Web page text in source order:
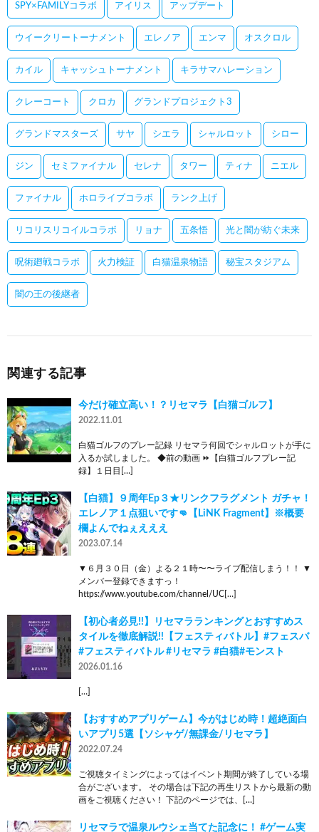
SPY×FAMILYコラボ アイリス アップデート
ウイークリートーナメント エレノア エンマ オスクロル
カイル キャッシュトーナメント キラサマハレーション
クレーコート クロカ グランドプロジェクト3
グランドマスターズ サヤ シエラ シャルロット シロー
ジン セミファイナル セレナ タワー ティナ ニエル
ファイナル ホロライブコラボ ランク上げ
リコリスリコイルコラボ リョナ 五条悟 光と闇が紡ぐ未来
呪術廻戦コラボ 火力検証 白猫温泉物語 秘宝スタジアム
闇の王の後継者
関連する記事
今だけ確立高い！？リセマラ【白猫ゴルフ】
2022.11.01
白猫ゴルフのプレー記録 リセマラ何回でシャルロットが手に
入るか試しました。 ◆前の動画 ⏩️【白猫ゴルフプレー記
録】１日目[…]
【白猫】９周年Ep３★リンクフラグメント ガチャ！
エレノア１点狙いです👊【LiNK Fragment】※概要
欄よんでねぇえええ
2023.07.14
▼６月３０日（金）よる２１時〜〜ライブ配信しまう！！ ▼
メンバー登録できますっ！
https://www.youtube.com/channel/UC[…]
【初心者必見!!】リセマラランキングとおすすめス
タイルを徹底解説!!【フェスティバトル】#フェスバ
#フェスティバトル #リセマラ #白猫#モンスト
2026.01.16
[…]
【おすすめアプリゲーム】今がはじめ時！超絶面白
いアプリ5選【ソシャゲ/無課金/リセマラ】
2022.07.24
ご視聴タイミングによってはイベント期間が終了している場
合がございます。 その場合は下記の再生リストから最新の動
画をご視聴ください！ 下記のページでは、[…]
リセマラで温泉ルウシェ当てた記念に！ #ゲーム実